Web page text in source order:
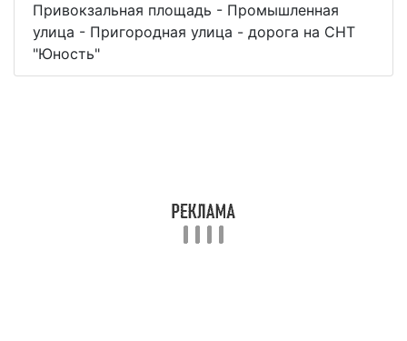
Привокзальная площадь - Промышленная
улица - Пригородная улица - дорога на СНТ
"Юность"